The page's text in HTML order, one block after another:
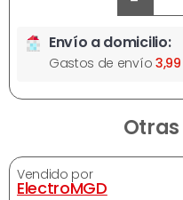
Envío a domicilio:
Gastos de envío
Vendido por
ElectroMGD